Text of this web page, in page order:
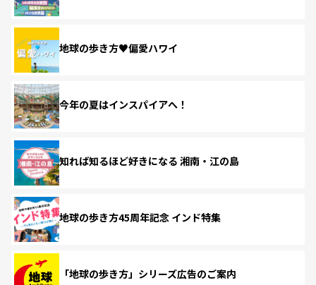
地球の歩き方♥偏愛ハワイ
今年の夏はインスパイアへ！
知れば知るほど好きになる 湘南・江の島
地球の歩き方45周年記念 インド特集
「地球の歩き方」シリーズ広告のご案内